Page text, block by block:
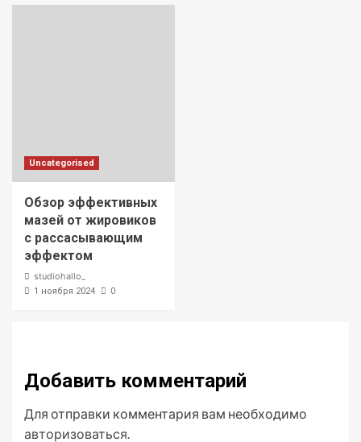
Uncategorised
Обзор эффективных
мазей от жировиков
с рассасывающим
эффектом
studiohallo_
1 ноября 2024 0
Добавить комментарий
Для отправки комментария вам необходимо
авторизоваться.